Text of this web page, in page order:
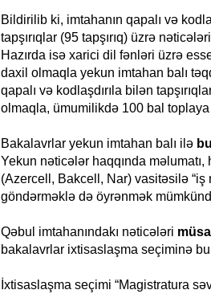
Bildirilib ki, imtahanın qapalı və
tapşırıqlar (95 tapşırıq) üzrə
Hazırda isə xarici dil fənləri üzrə
daxil olmaqla yekun imtahan balı
qapalı və kodlaşdırıla bilən
olmaqla, ümumilikdə 100 bal
Bakalavrlar yekun imtahan balı ilə
Yekun nəticələr haqqında
(Azercell, Bakcell, Nar) vasitəsilə
göndərməklə də öyrənmək
Qəbul imtahanındakı nəticələri
bakalavrlar ixtisaslaşma seçiminə
İxtisaslaşma seçimi “Magistratura